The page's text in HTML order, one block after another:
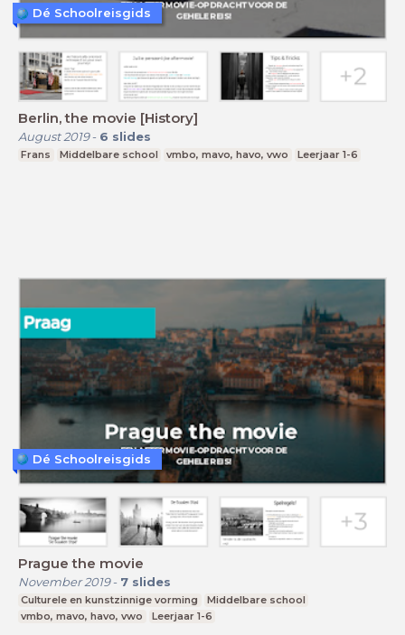
Berlin, the movie [History]
August 2019- 6 slides
Frans Middelbare school vmbo, mavo, havo, vwo Leerjaar 1-6
Dé Schoolreisgids
Prague the movie
November 2019- 7 slides
Culturele en kunstzinnige vorming
Middelbare school
vmbo, mavo, havo, vwo
Leerjaar 1-6
Dé Schoolreisgids